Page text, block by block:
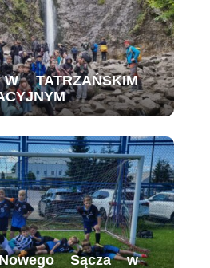
TATRZAŃSKIM
Sącza w